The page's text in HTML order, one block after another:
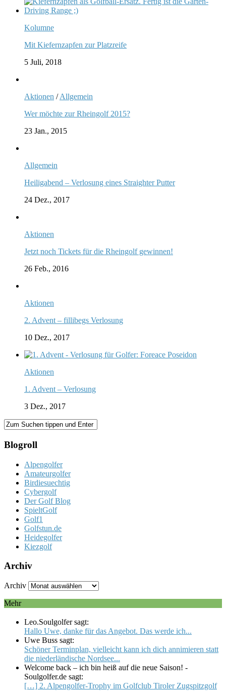
Kolumne
Mit Kiefernzapfen zur Platzreife
5 Juli, 2018
Aktionen /Allgemein
Wer möchte zur Rheingolf 2015?
23 Jan., 2015
Allgemein
Heiligabend – Verlosung eines Straighter Putter
24 Dez., 2017
Aktionen
Jetzt noch Tickets für die Rheingolf gewinnen!
26 Feb., 2016
Aktionen
2. Advent – fillibegs Verlosung
10 Dez., 2017
Aktionen
1. Advent – Verlosung
3 Dez., 2017
Blogroll
Alpengolfer
Amateurgolfer
Birdiesuechtig
Cybergolf
Der Golf Blog
SpieltGolf
Golf1
Golfstun.de
Heidegolfer
Kiezgolf
Archiv
Archiv
Mehr
Leo.Soulgolfer sagt:
Hallo Uwe, danke für das Angebot. Das werde ich...
Uwe Buss sagt:
Schöner Terminplan, vielleicht kann ich dich annimieren statt
die niederländische Nordsee...
Welcome back – ich bin heiß auf die neue Saison! -
Soulgolfer.de sagt:
[…] 2. Alpengolfer-Trophy im Golfclub Tiroler Zugspitzgolf